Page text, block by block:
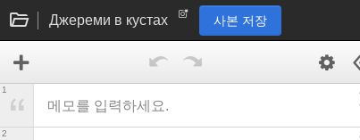
Джереми в кустах 사본 저장
1
2